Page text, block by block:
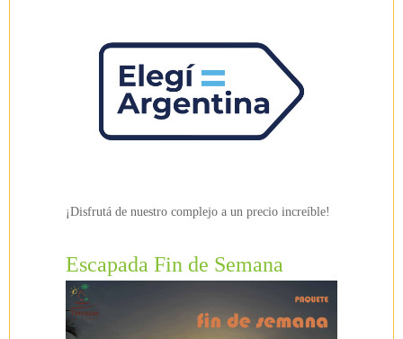
¡Disfrutá de nuestro complejo a un precio increíble!
Escapada Fin de Semana